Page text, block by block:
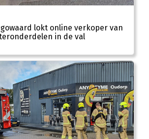
lokt online verkoper van
in de val